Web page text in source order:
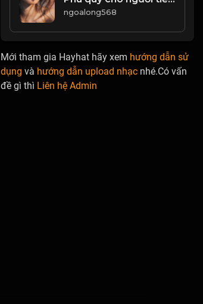
ngoalong568
Mới tham gia Hayhat hãy xem hướng dẫn sử
dụng và hướng dẫn upload nhạc nhé.Có vấn
đề gì thì Liên hệ Admin